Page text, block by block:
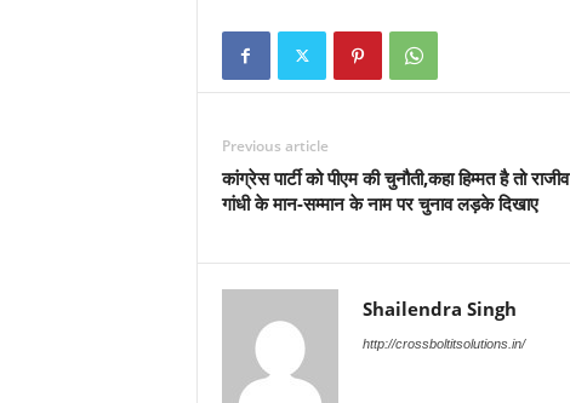
Previous article
कांग्रेस पार्टी को पीएम की चुनौती,कहा हिम्मत है तो राजीव
गांधी के मान-सम्मान के नाम पर चुनाव लड़के दिखाए
Shailendra Singh
http://crossboltitsolutions.in/